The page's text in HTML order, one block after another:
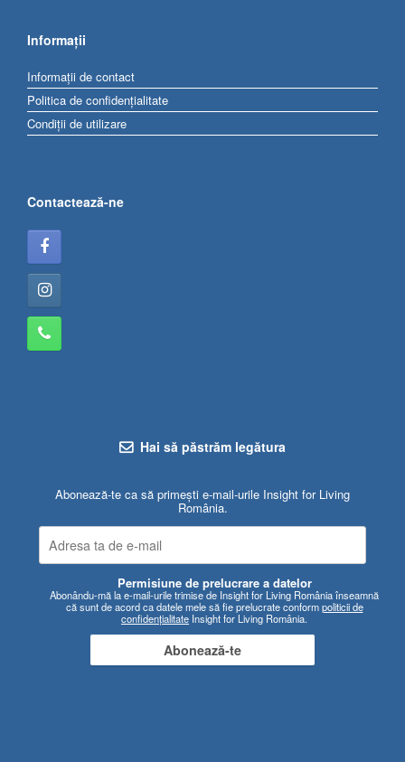
Informații
Informații de contact
Politica de confidențialitate
Condiții de utilizare
Contactează-ne
Hai să păstrăm legătura
Abonează-te ca să primești e-mail-urile Insight for Living
România.
Permisiune de prelucrare a datelor
Abonându-mă la e-mail-urile trimise de Insight for Living România înseamnă
că sunt de acord ca datele mele să fie prelucrate conformpoliticii de
confidențialitate Insight for Living România.